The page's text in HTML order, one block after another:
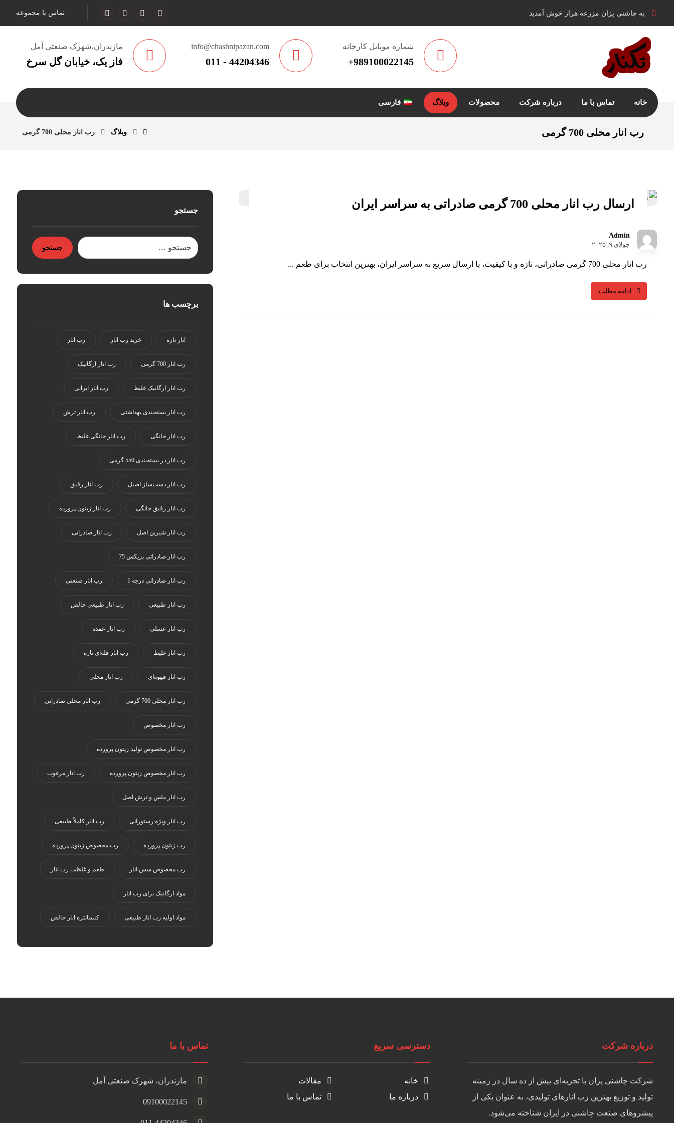
به چاشنی پزان مزرعه هراز خوش آمدید تماس با مجموعه
مازندران،شهرک صنعتی آمل
فاز یک، خیابان گل سرخ
info@chashnipazan.com
44204346 - 011
شماره موبایل کارخانه
989100022145+
خانه تماس با ما درباره شرکت محصولات وبلاگ فارسی
رب انار محلی 700 گرمی وبلاگ رب انار محلی 700 گرمی
ارسال رب انار محلی 700 گرمی صادراتی به سراسر ایران
Admin
جولای ۹, ۲۰۲۵
رب انار محلی 700 گرمی صادراتی، تازه و با کیفیت، با ارسال سریع به سراسر ایران، بهترین انتخاب برای طعم ...
ادامه مطلب
جستجو
جستجو
برچسب ها
انار تازه خرید رب انار رب انار
رب انار 700 گرمی رب انار ارگانیک
رب انار ارگانیک غلیظ رب انار ایرانی
رب انار بسته‌بندی بهداشتی رب انار ترش
رب انار خانگی رب انار خانگی غلیظ
رب انار در بسته‌بندی 550 گرمی
رب انار دست‌ساز اصیل رب انار رقیق
رب انار رقیق خانگی رب انار زیتون پرورده
رب انار شیرین اصل رب انار صادراتی
رب انار صادراتی بریکس 75
رب انار صادراتی درجه 1 رب انار صنعتی
رب انار طبیعی رب انار طبیعی خالص
رب انار عسلی رب انار عمده
رب انار غلیظ رب انار فله‌ای تازه
رب انار قهوه‌ای رب انار محلی
رب انار محلی 700 گرمی رب انار محلی صادراتی
رب انار مخصوص
رب انار مخصوص تولید زیتون پرورده
رب انار مخصوص زیتون پرورده رب انار مرغوب
رب انار ملس و ترش اصل
رب انار ویژه رستورانی رب انار کاملاً طبیعی
رب زیتون پرورده رب مخصوص زیتون پرورده
رب مخصوص سس انار طعم و غلظت رب انار
مواد ارگانیک برای رب انار
مواد اولیه رب انار طبیعی کنسانتره انار خالص
درباره شرکت
شرکت چاشنی پزان با تجربه‌ای بیش از ده سال در زمینه
تولید و توزیع بهترین رب انارهای تولیدی، به عنوان یکی از
پیشروهای صنعت چاشنی در ایران شناخته می‌شود.
دسترسی سریع
خانه
مقالات
درباره ما
تماس با ما
تماس با ما
مازندران، شهرک صنعتی آمل
09100022145